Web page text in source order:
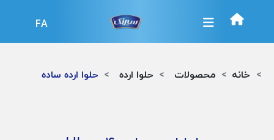
FA
خانه محصولات حلوا ارده حلوا ارده ساده